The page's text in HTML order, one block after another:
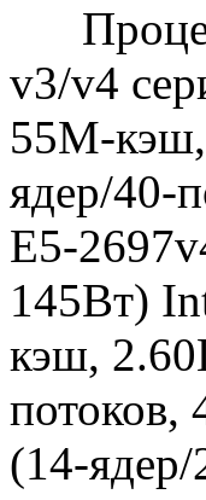
v3/v4
55M-
ядер/40-
E5-
145Вт)
кэш,
(14-